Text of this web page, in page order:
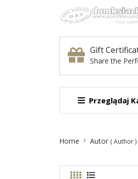
Gift
Share the
Przeglądaj
Home Autor ( Author )